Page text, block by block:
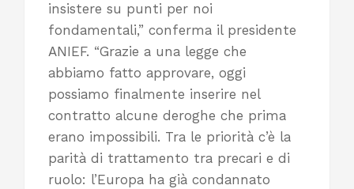
insistere su punti per noi
fondamentali,” conferma il presidente
ANIEF. “Grazie a una legge che
abbiamo fatto approvare, oggi
possiamo finalmente inserire nel
contratto alcune deroghe che prima
erano impossibili. Tra le priorità c’è la
parità di trattamento tra precari e di
ruolo: l’Europa ha già condannato